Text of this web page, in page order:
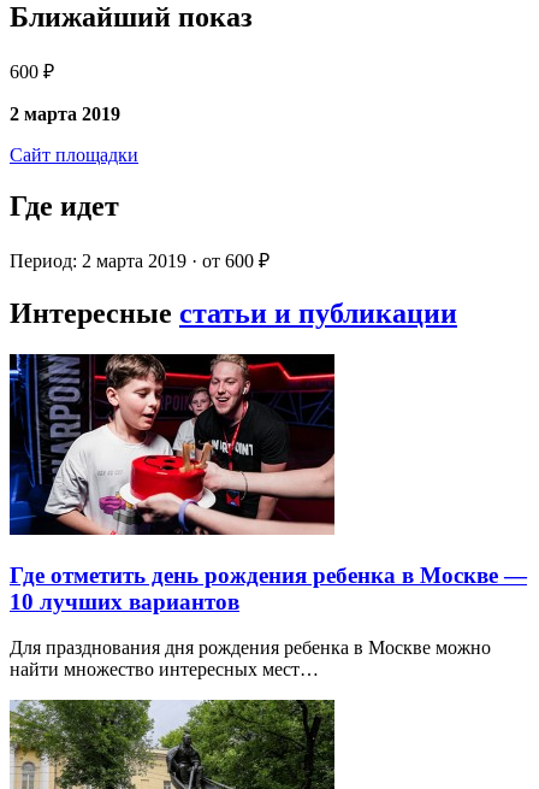
Ближайший показ
600 ₽
2 марта 2019
Сайт площадки
Где идет
Период: 2 марта 2019 · от 600 ₽
Интересные статьи и публикации
Где отметить день рождения ребенка в Москве —
10 лучших вариантов
Для празднования дня рождения ребенка в Москве можно
найти множество интересных мест…